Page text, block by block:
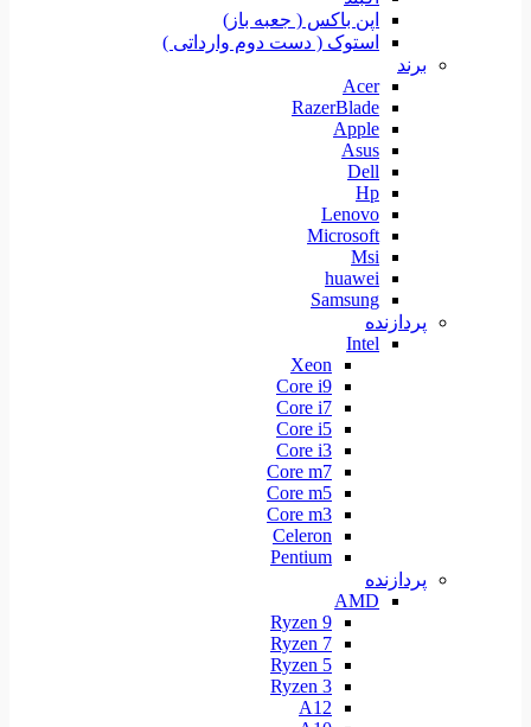
اپن باکس ( جعبه باز)
استوک ( دست دوم وارداتی )
برند
Acer
RazerBlade
Apple
Asus
Dell
Hp
Lenovo
Microsoft
Msi
huawei
Samsung
پردازنده
Intel
Xeon
Core i9
Core i7
Core i5
Core i3
Core m7
Core m5
Core m3
Celeron
Pentium
پردازنده
AMD
Ryzen 9
Ryzen 7
Ryzen 5
Ryzen 3
A12